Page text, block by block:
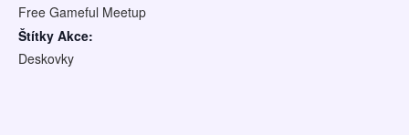
Free Gameful Meetup
Štítky Akce:
Deskovky